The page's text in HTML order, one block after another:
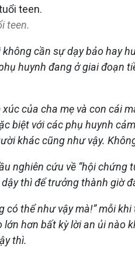
teen.
cần sự dạy bảo hay
huynh đang ở giai
của cha mẹ và con cái
biệt với các phụ huynh
khác cũng như vậy.
nghiên cứu về “hội
thì để trưởng thành giờ
có thể như vậy mà!” mỗi
hơn bất kỳ lời an ủi nào
thì.